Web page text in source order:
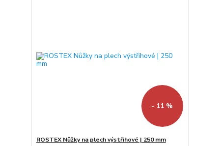
- 11 %
ROSTEX Nůžky na plech výstřihové | 250 mm